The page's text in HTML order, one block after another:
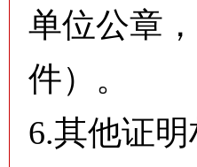
单位公章
件）。
6.其他证